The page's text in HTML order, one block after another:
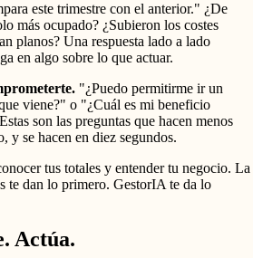
este trimestre con el anterior." ¿De
más ocupado? ¿Subieron los costes
planos? Una respuesta lado a lado
en algo sobre lo que actuar.
"¿Puedo permitirme ir un
viene?" o "¿Cuál es mi beneficio
son las preguntas que hacen menos
y se hacen en diez segundos.
tus totales y entender tu negocio. La
te dan lo primero. GestorIA te da lo
Actúa.